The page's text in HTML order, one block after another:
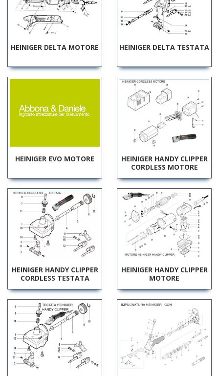
HEINIGER DELTA MOTORE HEINIGER DELTA TESTATA
HEINIGER EVO MOTORE
HEINIGER HANDY CLIPPER
CORDLESS MOTORE
HEINIGER HANDY CLIPPER
CORDLESS TESTATA
HEINIGER HANDY CLIPPER
MOTORE